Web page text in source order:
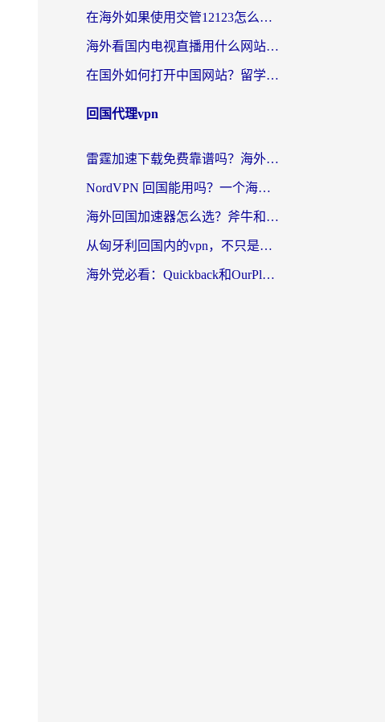
在海外如果使用交管12123怎么处理？留学生亲测有效的回国加速方案
海外看国内电视直播用什么网站比较好？一篇解决你所有追剧难题的实用指南
在国外如何打开中国网站？留学生与海外华人的无缝访问指南
回国代理vpn
雷霆加速下载免费靠谱吗？海外党选回国加速器的避坑指南（附热门工具对比）
NordVPN 回国能用吗？一个海外用户必须面对的真实困境
海外回国加速器怎么选？斧牛和海龟哪个好？一篇帮你避开坑的实用指南
从匈牙利回国内的vpn，不只是为了刷剧那么简单
海外党必看：Quickback和OurPlay好用吗？3分钟选对回国加速器，无缝刷剧玩游戏